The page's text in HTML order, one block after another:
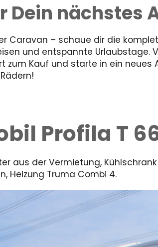
Dein nächstes
Caravan – schaue dir die
und entspannte
zum Kauf und starte in ein neues
Profila T
aus der Vermietung, Kühlschrank
Heizung Truma Combi 4.